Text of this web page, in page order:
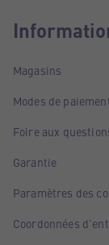
Magasins
Modes de
Foire aux
Garantie
Paramètres des
Coordonnées